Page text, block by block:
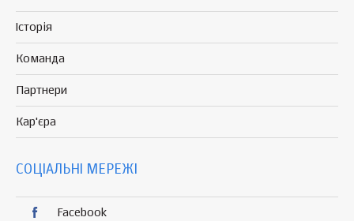
Історія
Команда
Партнери
Кар'єра
СОЦІАЛЬНІ МЕРЕЖІ
Facebook